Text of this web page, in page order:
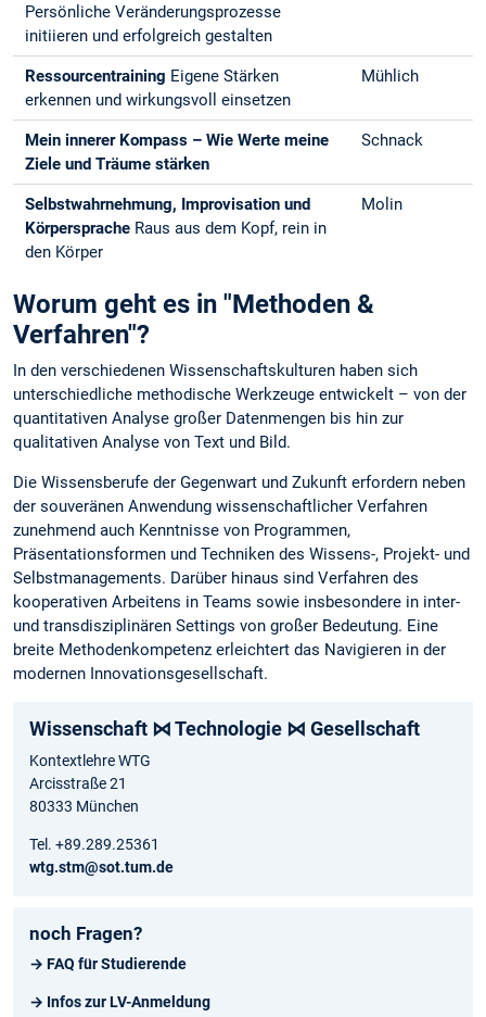
Persönliche Veränderungsprozesse
initiieren und erfolgreich gestalten
Ressourcentraining Eigene Stärken
erkennen und wirkungsvoll einsetzen
Mühlich
Mein innerer Kompass – Wie Werte meine
Ziele und Träume stärken
Schnack
Selbstwahrnehmung, Improvisation und
Körpersprache Raus aus dem Kopf, rein in
den Körper
Molin
Worum geht es in "Methoden &
Verfahren"?
In den verschiedenen Wissenschaftskulturen haben sich
unterschiedliche methodische Werkzeuge entwickelt – von der
quantitativen Analyse großer Datenmengen bis hin zur
qualitativen Analyse von Text und Bild.
Die Wissensberufe der Gegenwart und Zukunft erfordern neben
der souveränen Anwendung wissenschaftlicher Verfahren
zunehmend auch Kenntnisse von Programmen,
Präsentationsformen und Techniken des Wissens-, Projekt- und
Selbstmanagements. Darüber hinaus sind Verfahren des
kooperativen Arbeitens in Teams sowie insbesondere in inter-
und transdisziplinären Settings von großer Bedeutung. Eine
breite Methodenkompetenz erleichtert das Navigieren in der
modernen Innovationsgesellschaft.
Wissenschaft ⋈ Technologie ⋈ Gesellschaft
Kontextlehre WTG
Arcisstraße 21
80333 München
Tel. +89.289.25361
wtg.stm@sot.tum.de
noch Fragen?
→ FAQ für Studierende
→ Infos zur LV-Anmeldung